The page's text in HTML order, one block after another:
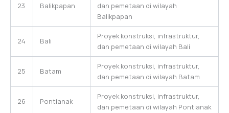
23 Balikpapan
dan pemetaan di wilayah
Balikpapan
24 Bali
Proyek konstruksi, infrastruktur,
dan pemetaan di wilayah Bali
25 Batam
Proyek konstruksi, infrastruktur,
dan pemetaan di wilayah Batam
26 Pontianak
Proyek konstruksi, infrastruktur,
dan pemetaan di wilayah Pontianak